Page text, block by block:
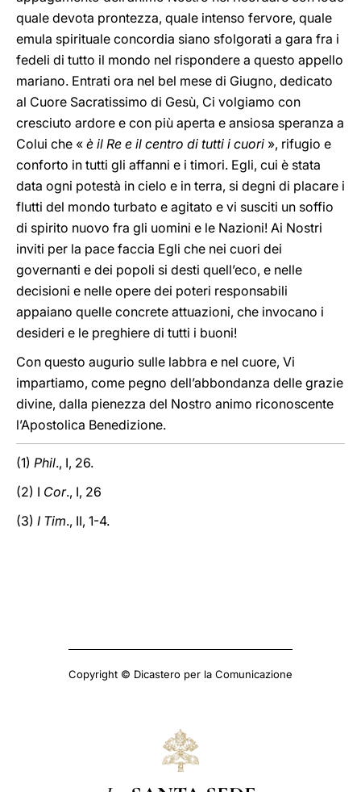
quale devota prontezza, quale intenso fervore, quale
emula spirituale concordia siano sfolgorati a gara fra i
fedeli di tutto il mondo nel rispondere a questo appello
mariano. Entrati ora nel bel mese di Giugno, dedicato
al Cuore Sacratissimo di Gesù, Ci volgiamo con
cresciuto ardore e con più aperta e ansiosa speranza a
Colui che « è il Re e il centro di tutti i cuori », rifugio e
conforto in tutti gli affanni e i timori. Egli, cui è stata
data ogni potestà in cielo e in terra, si degni di placare i
flutti del mondo turbato e agitato e vi susciti un soffio
di spirito nuovo fra gli uomini e le Nazioni! Ai Nostri
inviti per la pace faccia Egli che nei cuori dei
governanti e dei popoli si desti quell’eco, e nelle
decisioni e nelle opere dei poteri responsabili
appaiano quelle concrete attuazioni, che invocano i
desideri e le preghiere di tutti i buoni!
Con questo augurio sulle labbra e nel cuore, Vi
impartiamo, come pegno dell’abbondanza delle grazie
divine, dalla pienezza del Nostro animo riconoscente
l’Apostolica Benedizione.
(1) Phil., I, 26.
(2) I Cor., I, 26
(3) I Tim., II, 1-4.
Copyright © Dicastero per la Comunicazione